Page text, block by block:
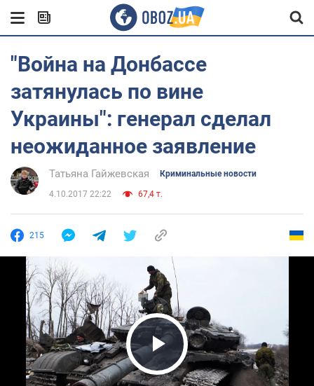
"Война на Донбассе
затянулась по вине
Украины": генерал сделал
неожиданное заявление
Татьяна Гайжевская Криминальные новости
4.10.2017 22:22 67,4 т.
215
Play Video